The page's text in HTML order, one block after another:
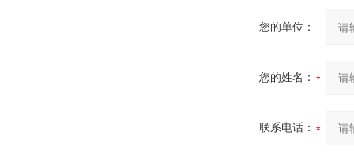
您的单位：
您的姓名：
联系电话：